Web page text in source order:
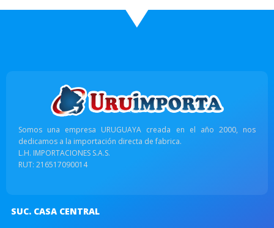
Somos una empresa URUGUAYA creada en el año 2000, nos
dedicamos a la importación directa de fabrica.
L.H. IMPORTACIONES S.A.S.
RUT: 216517090014
SUC. CASA CENTRAL